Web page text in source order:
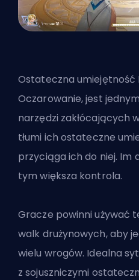
Ostateczna umiejętność
Oczarowanie, jest
narzędzi zakłócających
tłumi ich ostateczne
przyciąga ich do niej. Im
tym większa kontrola.
Gracze powinni używać
walk drużynowych, aby
wielu wrogów. Idealna
z sojuszniczymi